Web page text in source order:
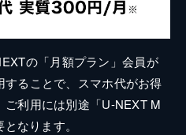
の「月額プラン」会員が
ることで、スマホ代がお得
利用には別途「U-NEXT M
なります。